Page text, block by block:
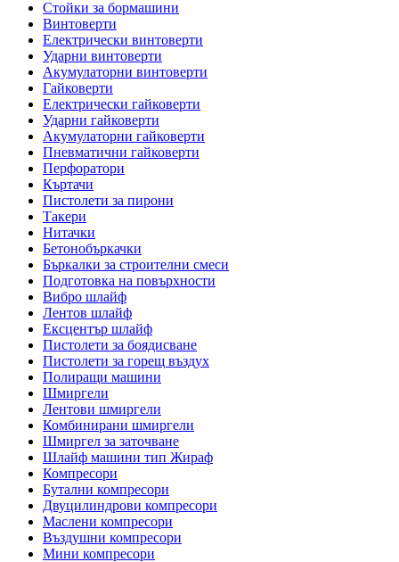
Стойки за бормашини
Винтоверти
Електрически винтоверти
Ударни винтоверти
Акумулаторни винтоверти
Гайковерти
Електрически гайковерти
Ударни гайковерти
Акумулаторни гайковерти
Пневматични гайковерти
Перфоратори
Къртачи
Пистолети за пирони
Такери
Нитачки
Бетонобъркачки
Бъркалки за строителни смеси
Подготовка на повърхности
Вибро шлайф
Лентов шлайф
Ексцентър шлайф
Пистолети за боядисване
Пистолети за горещ въздух
Полиращи машини
Шмиргели
Лентови шмиргели
Комбинирани шмиргели
Шмиргел за заточване
Шлайф машини тип Жираф
Компресори
Бутални компресори
Двуцилиндрови компресори
Маслени компресори
Въздушни компресори
Мини компресори